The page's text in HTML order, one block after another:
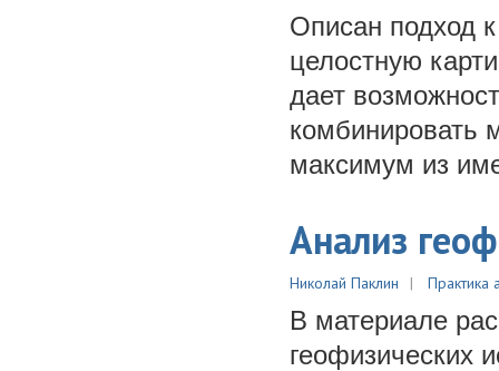
Описан подход
целостную
дает
комбинировать
максимум из
Анализ
Николай Паклин Практика
В материале
геофизических